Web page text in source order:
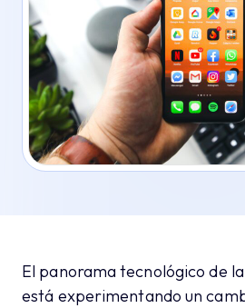
El panorama tecnológico de
está experimentando un